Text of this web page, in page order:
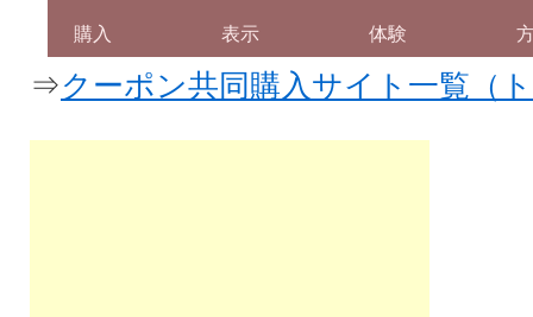
購入 表示 体験
⇒クーポン共同購入サイト一覧（